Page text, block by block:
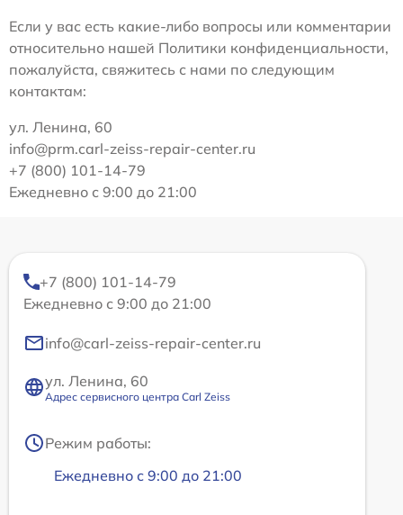
Если у вас есть какие-либо вопросы или комментарии
относительно нашей Политики конфиденциальности,
пожалуйста, свяжитесь с нами по следующим
контактам:
ул. Ленина, 60
info@prm.carl-zeiss-repair-center.ru
+7 (800) 101-14-79
Ежедневно с 9:00 до 21:00
+7 (800) 101-14-79
Ежедневно с 9:00 до 21:00
info@carl-zeiss-repair-center.ru
ул. Ленина, 60
Адрес сервисного центра Carl Zeiss
Режим работы:
Ежедневно с 9:00 до 21:00